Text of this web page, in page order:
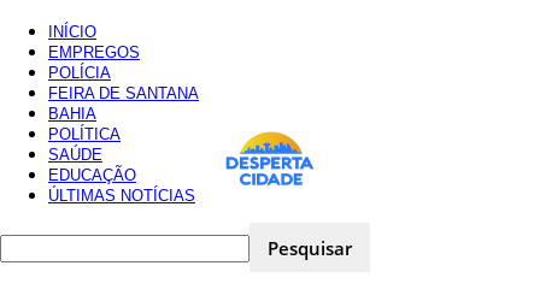
INÍCIO
EMPREGOS
POLÍCIA
FEIRA DE SANTANA
BAHIA
POLÍTICA
SAÚDE
EDUCAÇÃO
ÚLTIMAS NOTÍCIAS